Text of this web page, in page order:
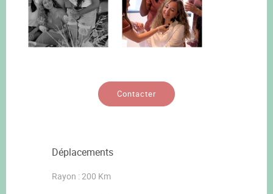
Contacter
Déplacements
Rayon : 200 Km